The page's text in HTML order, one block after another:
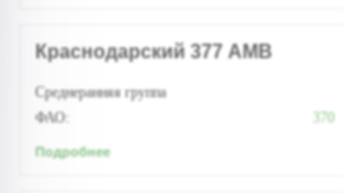
Краснодарский 377 АМВ
Подробнее
Среднеранняя группа
ФАО:
370